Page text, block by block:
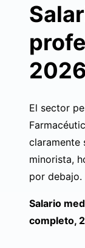
2026
El sector
claramente
minorista,
por debajo.
Salario
completo,